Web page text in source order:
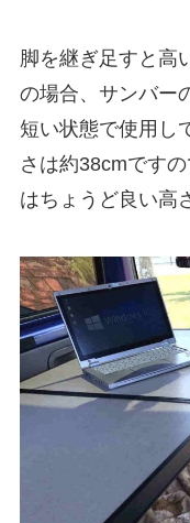
脚を継ぎ足すと高
の場合、サンバー
短い状態で使用し
さは約38cmです
はちょうど良い高